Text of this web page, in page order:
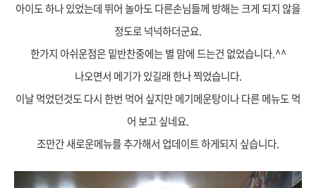
아이도 하나 있었는데 뛰어 놀아도 다른손님들께 방해는 크게 되지 않을
정도로 넉넉하더군요.
한가지 아쉬운점은 밑반찬중에는 별 맘에 드는건 없었습니다.^^
나오면서 메기가 있길래 한나 찍었습니다.
이날 먹었던것도 다시 한번 먹어 싶지만 메기메운탕이나 다른 메뉴도 먹
어 보고 싶네요.
조만간 새로운메뉴를 추가해서 업데이트 하게되지 싶습니다.